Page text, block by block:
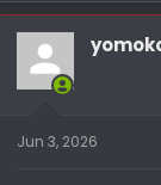
Jun 3, 2026